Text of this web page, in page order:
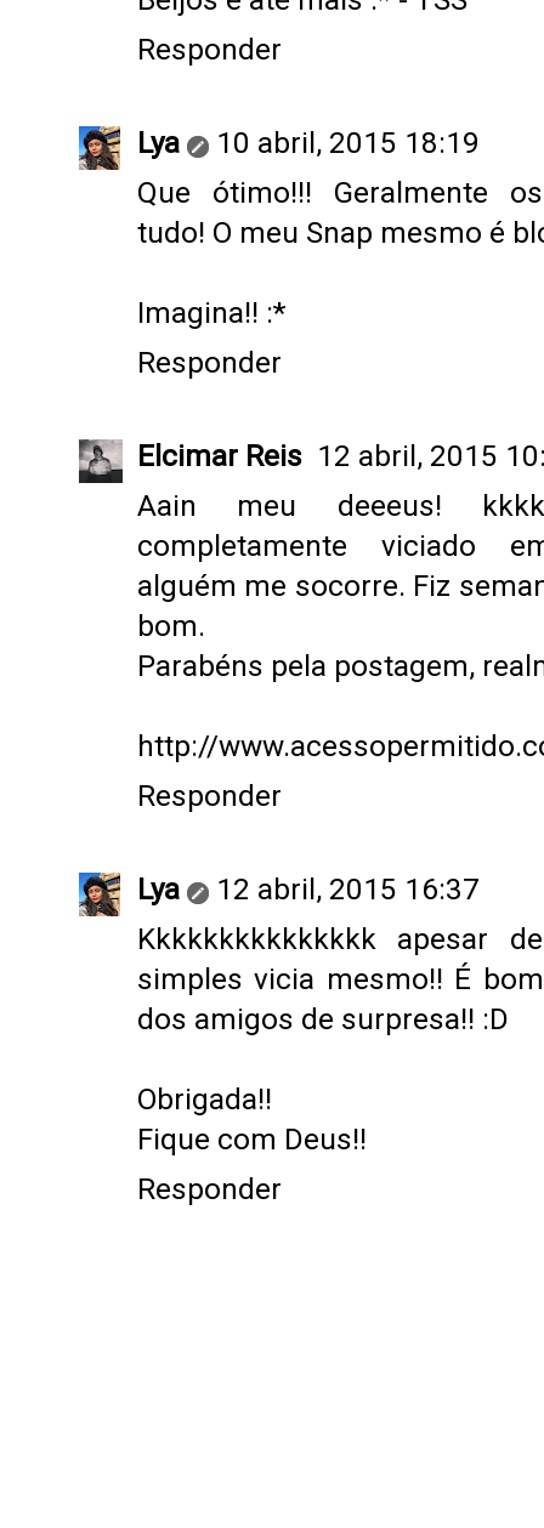
Responder
Lya
10 abril, 2015 18:19
Que ótimo!!! Geralmente
tudo! O meu Snap mesmo é
Imagina!! :*
Responder
Elcimar Reis 12 abril, 2015
Aain meu deeeus!
completamente viciado
alguém me socorre. Fiz
bom.
Parabéns pela postagem,
http://
Responder
Lya
12 abril, 2015 16:37
Kkkkkkkkkkkkkkk apesar
simples vicia mesmo!! É
dos amigos de surpresa!! :D
Obrigada!!
Fique com Deus!!
Responder